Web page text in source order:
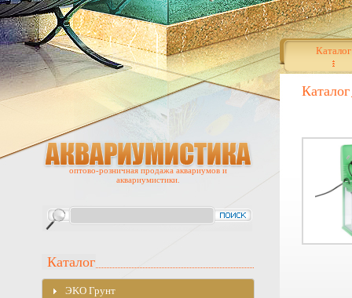
Каталог
Каталог
оптово-розничная продажа аквариумов и
аквариумистики.
Каталог
ЭKO Грунт